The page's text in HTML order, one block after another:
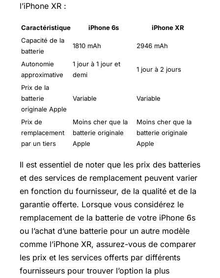
l’iPhone XR :
Caractéristique iPhone 6s
iPhone XR
Capacité de la
batterie
1810 mAh 2946 mAh
Autonomie
approximative
1 jour à 1 jour et
demi
1 jour à 2 jours
Prix de la
batterie
originale Apple
Variable Variable
Prix de
remplacement
par un tiers
Moins cher que la
batterie originale
Apple
Moins cher que la
batterie originale
Apple
Il est essentiel de noter que les prix des batteries
et des services de remplacement peuvent varier
en fonction du fournisseur, de la qualité et de la
garantie offerte. Lorsque vous considérez le
remplacement de la batterie de votre iPhone 6s
ou l’achat d’une batterie pour un autre modèle
comme l’iPhone XR, assurez-vous de comparer
les prix et les services offerts par différents
fournisseurs pour trouver l’option la plus